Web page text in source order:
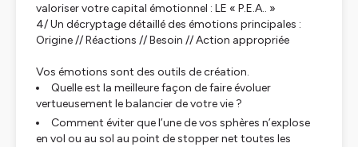
valoriser votre capital émotionnel : LE « P.E.A.. »
4/ Un décryptage détaillé des émotions principales :
Origine // Réactions // Besoin // Action appropriée
Vos émotions sont des outils de création.
Quelle est la meilleure façon de faire évoluer
vertueusement le balancier de votre vie ?
Comment éviter que l’une de vos sphères n’explose
en vol ou au sol au point de stopper net toutes les